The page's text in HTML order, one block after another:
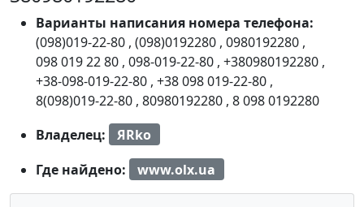
Варианты написания номера телефона:
(098)019-22-80 , (098)0192280 , 0980192280 ,
098 019 22 80 , 098-019-22-80 , +380980192280 ,
+38-098-019-22-80 , +38 098 019-22-80 ,
8(098)019-22-80 , 80980192280 , 8 098 0192280
Владелец:
ЯRko
Где найдено:
www.olx.ua